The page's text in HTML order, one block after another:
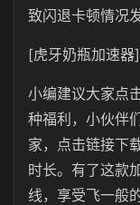
致闪退卡顿情况发
[虎牙奶瓶加速器]
小编建议大家点
种福利，小伙伴
家，点击链接下
时长。有了这款
线，享受飞一般